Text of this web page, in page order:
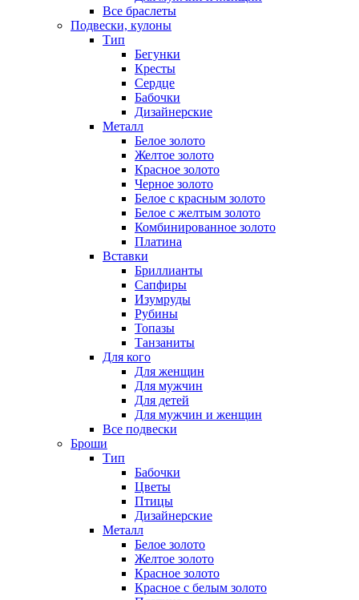
Все браслеты
Подвески, кулоны
Тип
Бегунки
Кресты
Сердце
Бабочки
Дизайнерские
Металл
Белое золото
Желтое золото
Красное золото
Черное золото
Белое с красным золото
Белое с желтым золото
Комбинированное золото
Платина
Вставки
Бриллианты
Сапфиры
Изумруды
Рубины
Топазы
Танзаниты
Для кого
Для женщин
Для мужчин
Для детей
Для мужчин и женщин
Все подвески
Броши
Тип
Бабочки
Цветы
Птицы
Дизайнерские
Металл
Белое золото
Желтое золото
Красное золото
Красное с белым золото